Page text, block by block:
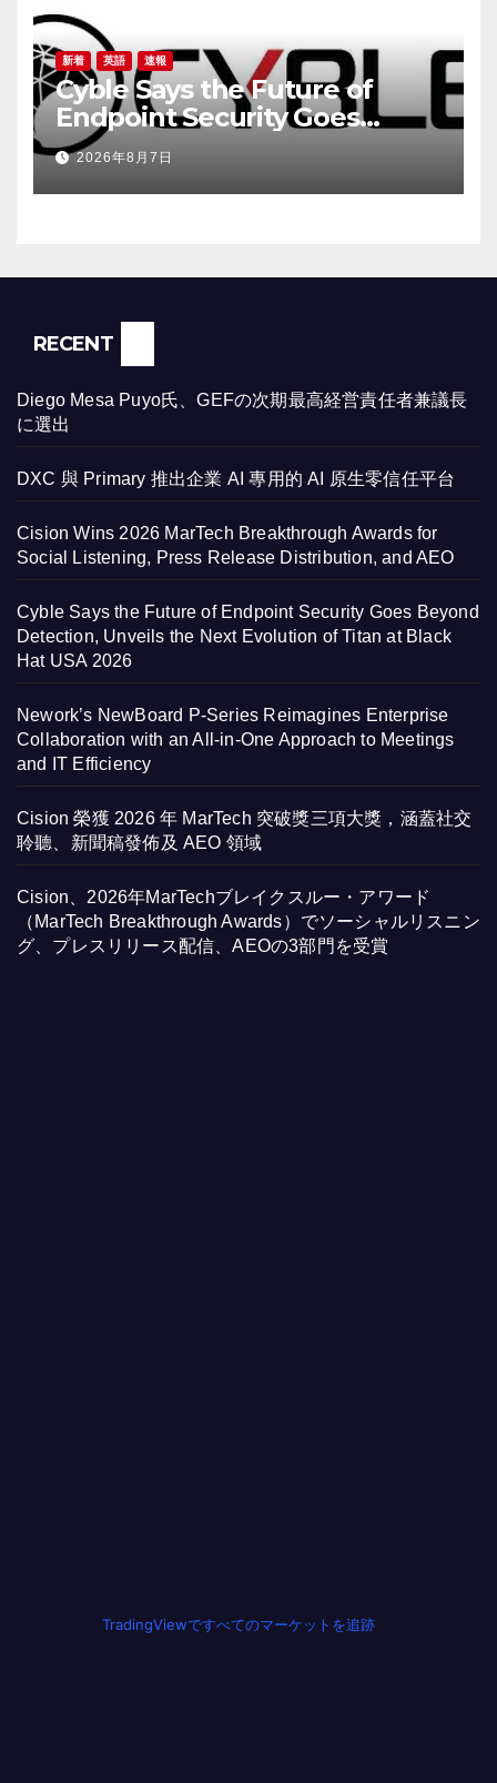
新着 英語 速報
Cyble Says the Future of
Endpoint Security Goes
Beyond Detection, Unveils
the Next Evolution of Titan at
Black Hat USA 2026
2026年8月7日
RECENT
Diego Mesa Puyo氏、GEFの次期最高経営責任者兼議長
に選出
DXC 與 Primary 推出企業 AI 專用的 AI 原生零信任平台
Cision Wins 2026 MarTech Breakthrough Awards for
Social Listening, Press Release Distribution, and AEO
Cyble Says the Future of Endpoint Security Goes Beyond
Detection, Unveils the Next Evolution of Titan at Black
Hat USA 2026
Nework’s NewBoard P-Series Reimagines Enterprise
Collaboration with an All-in-One Approach to Meetings
and IT Efficiency
Cision 榮獲 2026 年 MarTech 突破獎三項大獎，涵蓋社交
聆聽、新聞稿發佈及 AEO 領域
Cision、2026年MarTechブレイクスルー・アワード
（MarTech Breakthrough Awards）でソーシャルリスニン
グ、プレスリリース配信、AEOの3部門を受賞
TradingViewですべてのマーケットを追跡